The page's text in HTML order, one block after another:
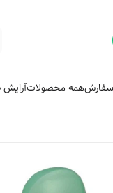
سفارشهمه محصولات